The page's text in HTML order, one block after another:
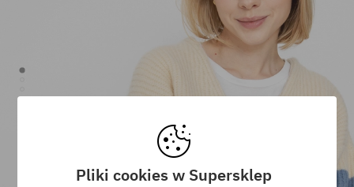
Pliki cookies w Supersklep